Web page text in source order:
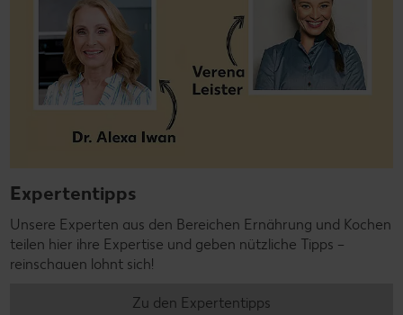
Expertentipps
Unsere Experten aus den Bereichen Ernährung und Kochen
teilen hier ihre Expertise und geben nützliche Tipps –
reinschauen lohnt sich!
Zu den Expertentipps